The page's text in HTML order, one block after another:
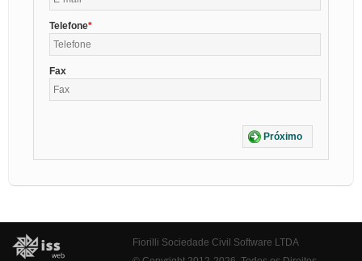
Telefone
Fax
Próximo
Fiorilli Sociedade Civil Software LTDA